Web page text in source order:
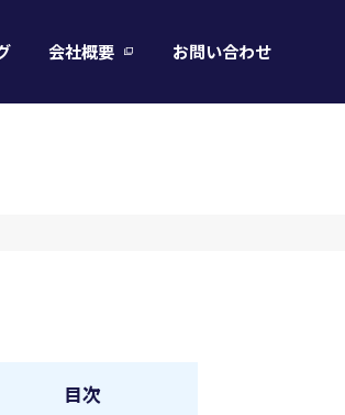
会社概要 お問い合わせ
目次